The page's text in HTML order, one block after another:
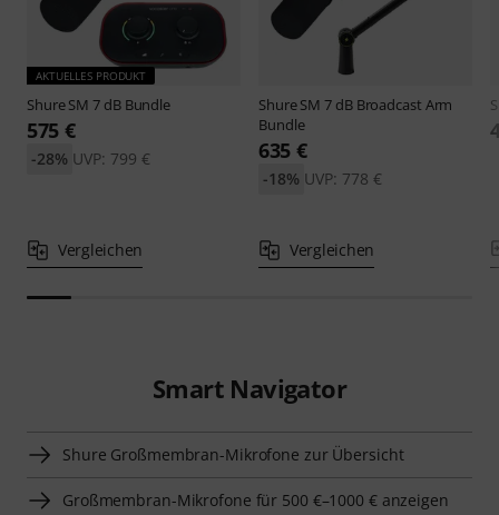
AKTUELLES PRODUKT
ShureSM 7 dB Bundle
575 €
UVP: 799 €
-28%
Vergleichen
ShureSM 7 dB Broadcast Arm
Bundle
635 €
UVP: 778 €
-18%
Vergleichen
Smart Navigator
Shure Großmembran-Mikrofone zur Übersicht
Großmembran-Mikrofone für 500 €–1000 € anzeigen